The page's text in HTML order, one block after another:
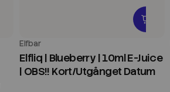
Elfbar
Elfliq | Blueberry | 10ml E-Juice
| OBS!! Kort/Utgånget Datum